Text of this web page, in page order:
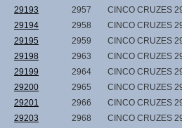
29193
2957
CINCO CRUZES
29194
2958
CINCO CRUZES
29195
2959
CINCO CRUZES
29198
2963
CINCO CRUZES
29199
2964
CINCO CRUZES
29200
2965
CINCO CRUZES
29201
2966
CINCO CRUZES
29203
2968
CINCO CRUZES